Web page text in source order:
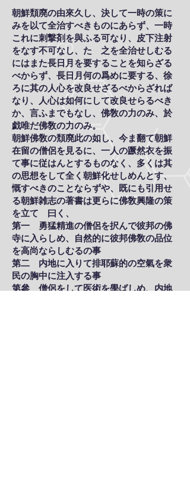
朝鮮頽廃の由來久し、決して一時の策に
みを以て全治すべきものにあらず、一時
これに刺撃剤を與ふる可なり、皮下注射
をなす不可なし、たゞ之を全治せしむる
にはまた長日月を要することを知らざる
べからず、長日月何の爲めに要する、徐
ろに其の人心を改良せざるべからざれば
なり、人心は如何にして改良せらるべき
か、言ふまでもなし、佛敎の力のみ、於
戯唯だ佛敎の力のみ。
朝鮮佛敎の頽廃此の如し、今ま翻て朝鮮
在留の僧侶を見るに、一人の蹶然衣を振
て事に従はんとするものなく、多くは其
の思想をして全く朝鮮化せしめんとす、
慨すべきのことならずや、既にも引用せ
る朝鮮雑志の著書は更らに佛敎興隆の策
を立てゝ曰く、
第一 勇猛精進の僧侶を択んで彼邦の佛
寺に入らしめ、自然的に彼邦佛敎の品位
を高尚ならしむるの事
第二 内地に入りて排耶蘇的の空氣を衆
民の胸中に注入する事
第參 僧侶をして医術を學ばしめ、内地